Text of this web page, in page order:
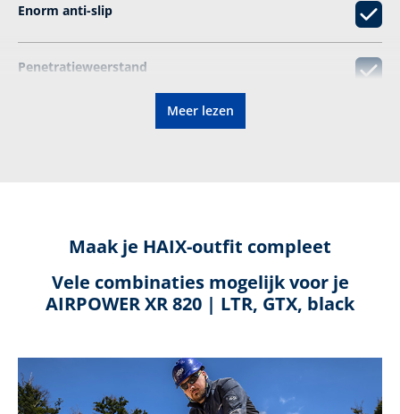
Enorm anti-­slip
Penetratieweerstand
GORE-TEX®
Herzoolbaar
Meer lezen
Maak je HAIX-outfit compleet
Vele combinaties mogelijk voor je
AIRPOWER XR 820 | LTR, GTX, black